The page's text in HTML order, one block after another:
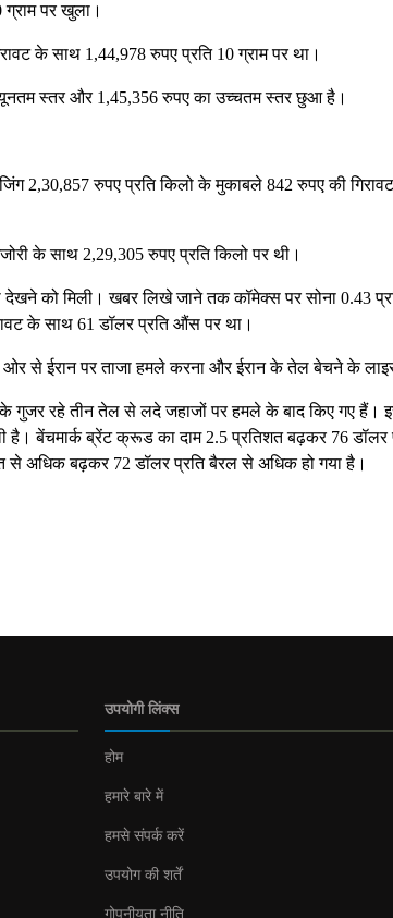
ग्राम पर खुला।
के साथ 1,44,978 रुपए प्रति 10 ग्राम पर था।
स्तर और 1,45,356 रुपए का उच्चतम स्तर छुआ है।
2,30,857 रुपए प्रति किलो के मुकाबले 842 रुपए की
के साथ 2,29,305 रुपए प्रति किलो पर थी।
देखने को मिली। खबर लिखे जाने तक कॉमेक्स पर सोना 0.43
के साथ 61 डॉलर प्रति औंस पर था।
ओर से ईरान पर ताजा हमले करना और ईरान के तेल बेचने के
के गुजर रहे तीन तेल से लदे जहाजों पर हमले के बाद किए गए हैं।
है। बेंचमार्क ब्रेंट क्रूड का दाम 2.5 प्रतिशत बढ़कर 76 डॉलर
से अधिक बढ़कर 72 डॉलर प्रति बैरल से अधिक हो गया है।
उपयोगी लिंक्स
होम
हमारे बारे में
हमसे संपर्क करें
उपयोग की शर्तें
गोपनीयता नीति